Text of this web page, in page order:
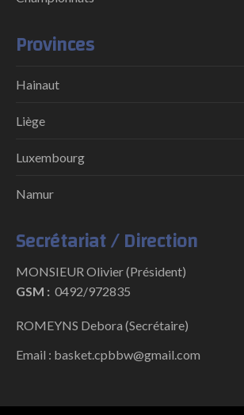
Provinces
Hainaut
Liège
Luxembourg
Namur
Secrétariat / Direction
MONSIEUR Olivier (Président)
GSM : 0492/972835
ROMEYNS Debora (Secrétaire)
Email : basket.cpbbw@gmail.com